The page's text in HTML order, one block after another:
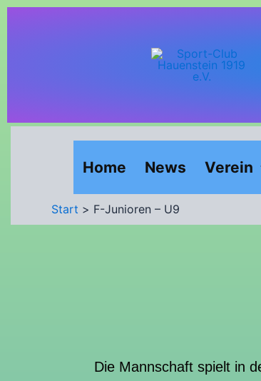
Zum
Home News Verein
Start F-Junioren – U9
Die Mannschaft spielt in